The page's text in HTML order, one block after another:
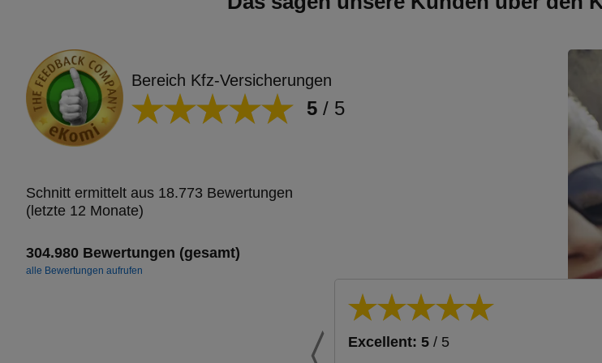
Bereich Kfz-Versicherungen
5 / 5
Schnitt ermittelt aus 18.773 Bewertungen
(letzte 12 Monate)
304.980 Bewertungen (gesamt)
alle Bewertungen aufrufen
Excellent: 5 / 5